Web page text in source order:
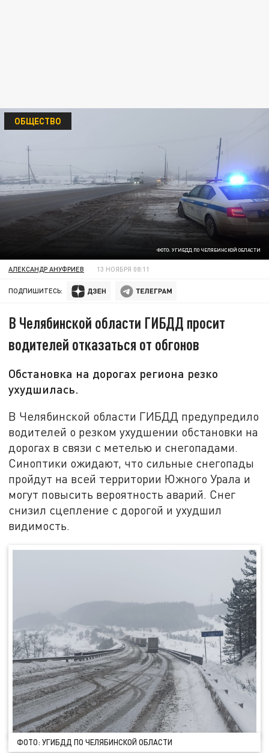
ФОТО: УГИБДД ПО ЧЕЛЯБИНСКОЙ ОБЛАСТИ
ОБЩЕСТВО
АЛЕКСАНДР АНУФРИЕВ 13 НОЯБРЯ 08:11
ПОДПИШИТЕСЬ:
В Челябинской области ГИБДД просит
водителей отказаться от обгонов
Обстановка на дорогах региона резко
ухудшилась.
В Челябинской области ГИБДД предупредило
водителей о резком ухудшении обстановки на
дорогах в связи с метелью и снегопадами.
Синоптики ожидают, что сильные снегопады
пройдут на всей территории Южного Урала и
могут повысить вероятность аварий. Снег
снизил сцепление с дорогой и ухудшил
видимость.
ФОТО: УГИБДД ПО ЧЕЛЯБИНСКОЙ ОБЛАСТИ